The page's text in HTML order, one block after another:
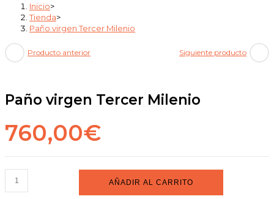
Inicio>
Tienda>
Paño virgen Tercer Milenio
Producto anterior Siguiente producto
Paño virgen Tercer Milenio
760,00€
Paño
virgen
AÑADIR AL CARRITO